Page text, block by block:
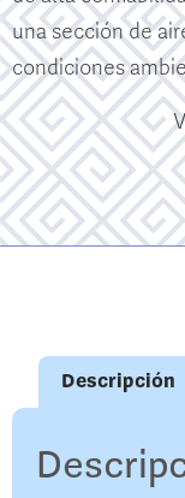
una sección de
condiciones
Descripción